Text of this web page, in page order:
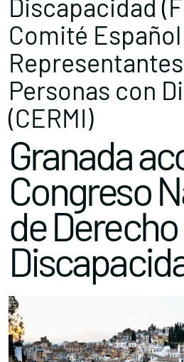
Discapacidad
Comité
Personas con
(CERMI)
Granada
Congreso
de Derecho